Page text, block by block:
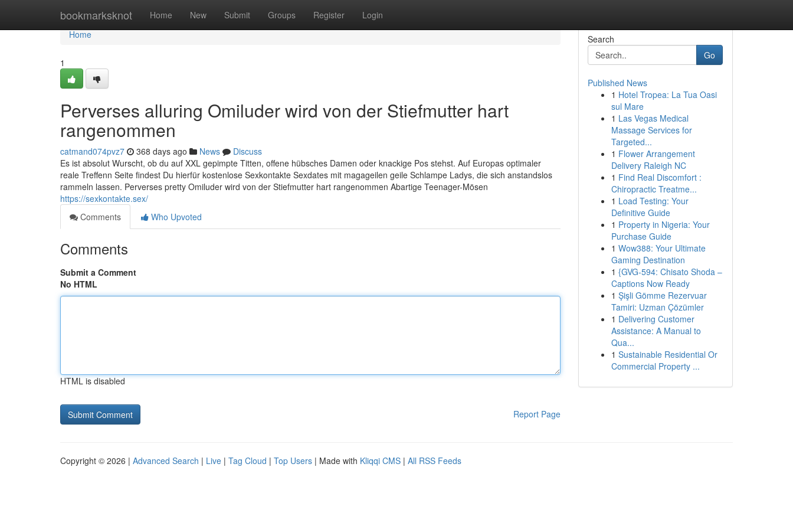
bookmarksknot Home New Submit Groups Register Login
Home
Home
1
Perverses alluring Omiluder wird von der Stiefmutter hart
rangenommen
catmand074pvz7 368 days ago News
Discuss
Es ist absolut Wurscht, ob du auf XXL gepimpte Titten, offene hübsches Damen oder knackige Pos stehst. Auf Europas optimaler
reale Treffenn Seite findest Du hierfür kostenlose Sexkontakte Sexdates mit magageilen geile Schlampe Ladys, die sich anstandslos
rammeln lassen. Perverses pretty Omiluder wird von der Stiefmutter hart rangenommen Abartige Teenager-Mösen
https://sexkontakte.sex/
Comments
Who Upvoted
Comments
Submit a Comment
No HTML
HTML is disabled
Report Page
Search
Go
Published News
1 Hotel Tropea: La Tua Oasi
sul Mare
1 Las Vegas Medical
Massage Services for
Targeted...
1 Flower Arrangement
Delivery Raleigh NC
1 Find Real Discomfort :
Chiropractic Treatme...
1 Load Testing: Your
Definitive Guide
1 Property in Nigeria: Your
Purchase Guide
1 Wow388: Your Ultimate
Gaming Destination
1 {GVG-594: Chisato Shoda –
Captions Now Ready
1 Şişli Gömme Rezervuar
Tamiri: Uzman Çözümler
1 Delivering Customer
Assistance: A Manual to
Qua...
1 Sustainable Residential Or
Commercial Property ...
Copyright © 2026 | Advanced Search | Live | Tag Cloud | Top Users | Made with Kliqqi CMS | All RSS Feeds